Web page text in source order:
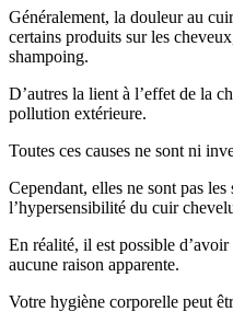
Généralement, la douleur au
certains produits sur les
shampoing.
D’autres la lient à l’effet de la
pollution extérieure.
Toutes ces causes ne sont ni
Cependant, elles ne sont pas
l’hypersensibilité du cuir
En réalité, il est possible
aucune raison apparente.
Votre hygiène corporelle peut